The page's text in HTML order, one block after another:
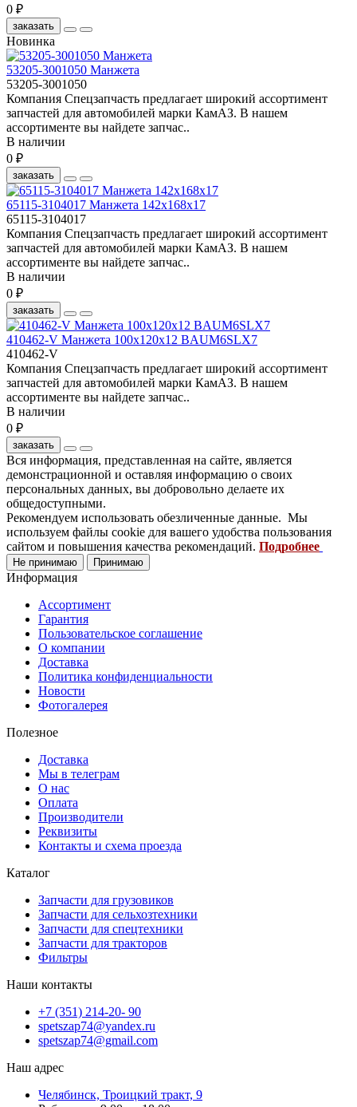
0 ₽
заказать
Новинка
53205-3001050 Манжета
53205-3001050
Компания Спецзапчасть предлагает широкий ассортимент
запчастей для автомобилей марки КамАЗ. В нашем
ассортименте вы найдете запчас..
В наличии
0 ₽
заказать
65115-3104017 Манжета 142х168х17
65115-3104017
Компания Спецзапчасть предлагает широкий ассортимент
запчастей для автомобилей марки КамАЗ. В нашем
ассортименте вы найдете запчас..
В наличии
0 ₽
заказать
410462-V Манжета 100х120х12 BAUM6SLX7
410462-V
Компания Спецзапчасть предлагает широкий ассортимент
запчастей для автомобилей марки КамАЗ. В нашем
ассортименте вы найдете запчас..
В наличии
0 ₽
заказать
Вся информация, представленная на сайте, является
демонстрационной и оставляя информацию о своих
персональных данных, вы добровольно делаете их
общедоступными.
Рекомендуем использовать обезличенные данные. Мы
используем файлы cookie для вашего удобства пользования
сайтом и повышения качества рекомендаций. Подробнее
Не принимаю Принимаю
Информация
Ассортимент
Гарантия
Пользовательское соглашение
О компании
Доставка
Политика конфиденциальности
Новости
Фотогалерея
Полезное
Доставка
Мы в телеграм
О нас
Оплата
Производители
Реквизиты
Контакты и схема проезда
Каталог
Запчасти для грузовиков
Запчасти для сельхозтехники
Запчасти для спецтехники
Запчасти для тракторов
Фильтры
Наши контакты
+7 (351) 214-20- 90
spetszap74@yandex.ru
spetszap74@gmail.com
Наш адрес
Челябинск, Троицкий тракт, 9